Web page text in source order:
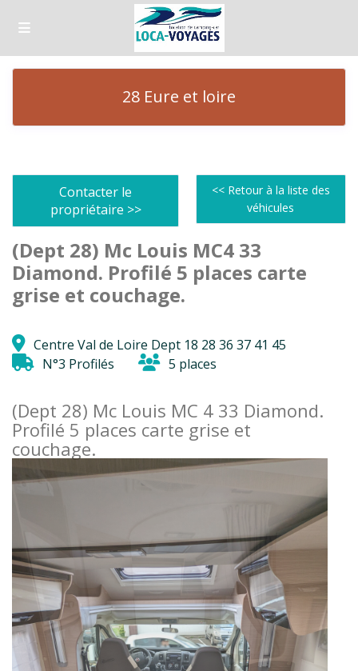
28 Eure et loire
Contacter le
propriétaire >>
<< Retour à la liste des
véhicules
(Dept 28) Mc Louis MC4 33
Diamond. Profilé 5 places carte
grise et couchage.
Centre Val de Loire Dept 18 28 36 37 41 45
N°3 Profilés
5 places
(Dept 28) Mc Louis MC 4 33 Diamond.
Profilé 5 places carte grise et
couchage.